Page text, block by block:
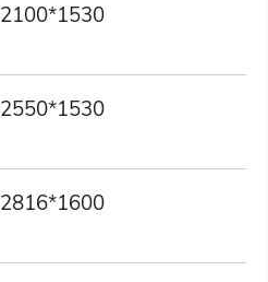
2100*1530
2550*1530
2816*1600